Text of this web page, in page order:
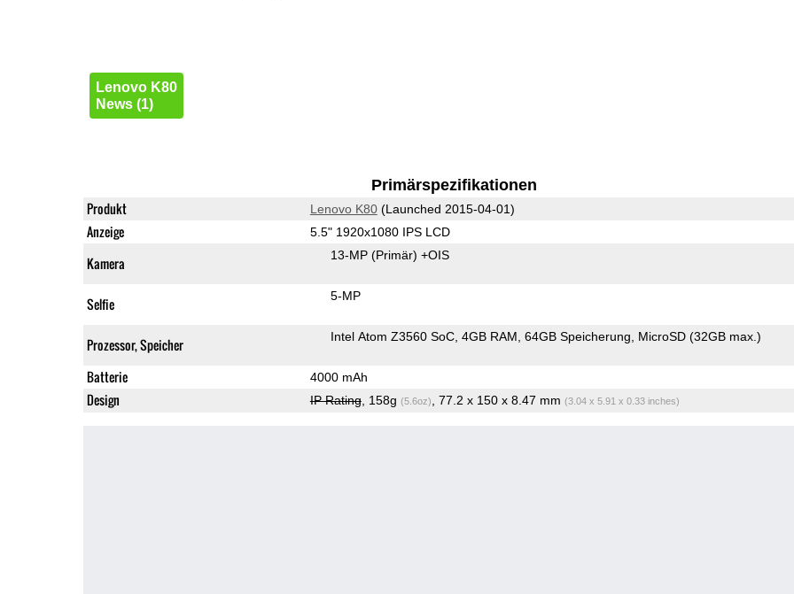
Lenovo K80
News (1)
Primärspezifikationen
Produkt Lenovo K80(Launched 2015-04-01)
Anzeige 5.5" 1920x1080 IPS LCD
Kamera 13-MP (Primär) +OIS
Selfie 5-MP
Prozessor, Speicher Intel Atom Z3560 SoC 4GB RAM 64GB Speicherung MicroSD (32GB max.)
Batterie 4000 mAh
Design IP Rating, 158g (5.6oz) , 77.2 x 150 x 8.47 mm (3.04 x 5.91 x 0.33 inches)